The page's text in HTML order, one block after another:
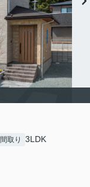
間取り 3LDK